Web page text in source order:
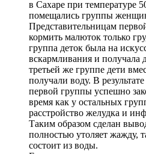
в Сахаре при температуре
помещались группы
Представительницам
кормить малюток только
группа деток была на
вскармливания и получала
третьей же группе дети
получали воду. В
первой группы успешно
время как у остальных
расстройство желудка и
Таким образом сделан
полностью утоляет жажду,
состоит из воды.